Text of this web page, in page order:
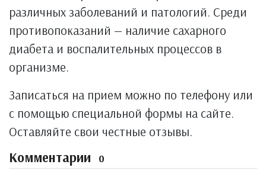
различных заболеваний и патологий. Среди
противопоказаний — наличие сахарного
диабета и воспалительных процессов в
организме.
Записаться на прием можно по телефону или
с помощью специальной формы на сайте.
Оставляйте свои честные отзывы.
Комментарии 0